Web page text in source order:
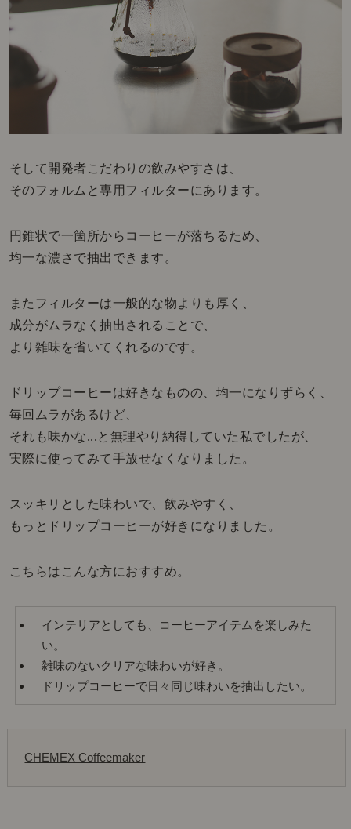
そして開発者こだわりの飲みやすさは、
そのフォルムと専用フィルターにあります。
円錐状で一箇所からコーヒーが落ちるため、
均一な濃さで抽出できます。
またフィルターは一般的な物よりも厚く、
成分がムラなく抽出されることで、
より雑味を省いてくれるのです。
ドリップコーヒーは好きなものの、均一になりずらく、
毎回ムラがあるけど、
それも味かな...と無理やり納得していた私でしたが、
実際に使ってみて手放せなくなりました。
スッキリとした味わいで、飲みやすく、
もっとドリップコーヒーが好きになりました。
こちらはこんな方におすすめ。
インテリアとしても、コーヒーアイテムを楽しみた
い。
雑味のないクリアな味わいが好き。
ドリップコーヒーで日々同じ味わいを抽出したい。
CHEMEX Coffeemaker